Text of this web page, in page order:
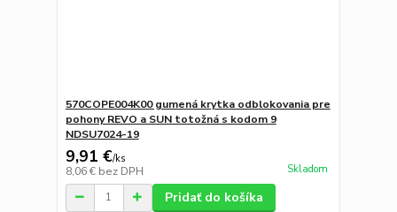
570COPE004K00 gumená krytka odblokovania pre
pohony REVO a SUN totožná s kodom 9
NDSU7024-19
9,91 €/ks
8,06 € bez DPH Skladom
Pridať do košíka